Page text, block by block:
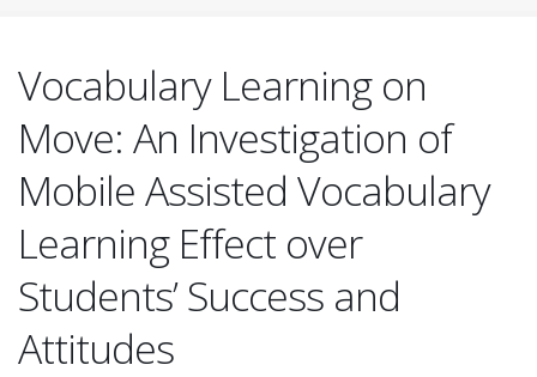
Vocabulary Learning on
Move: An Investigation of
Mobile Assisted Vocabulary
Learning Effect over
Students’ Success and
Attitudes